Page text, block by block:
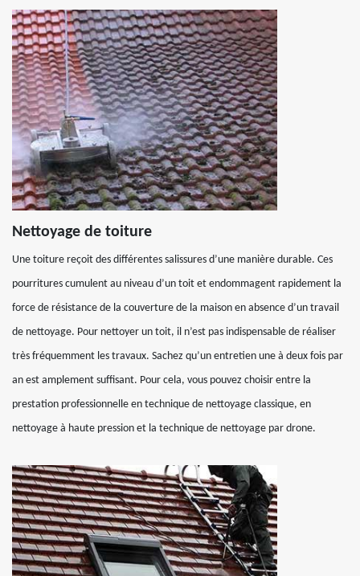
Nettoyage de toiture
Une toiture reçoit des différentes salissures d’une manière durable. Ces
pourritures cumulent au niveau d’un toit et endommagent rapidement la
force de résistance de la couverture de la maison en absence d’un travail
de nettoyage. Pour nettoyer un toit, il n’est pas indispensable de réaliser
très fréquemment les travaux. Sachez qu’un entretien une à deux fois par
an est amplement suffisant. Pour cela, vous pouvez choisir entre la
prestation professionnelle en technique de nettoyage classique, en
nettoyage à haute pression et la technique de nettoyage par drone.